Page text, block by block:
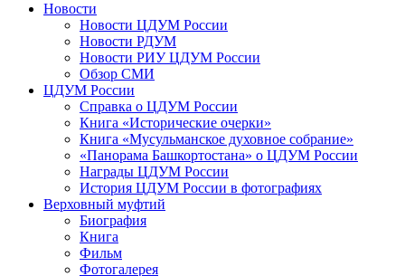
Новости
Новости ЦДУМ России
Новости РДУМ
Новости РИУ ЦДУМ России
Обзор СМИ
ЦДУМ России
Справка о ЦДУМ России
Книга «Исторические очерки»
Книга «Мусульманское духовное собрание»
«Панорама Башкортостана» о ЦДУМ России
Награды ЦДУМ России
История ЦДУМ России в фотографиях
Верховный муфтий
Биография
Книга
Фильм
Фотогалерея